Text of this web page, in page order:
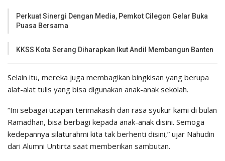
Perkuat Sinergi Dengan Media, Pemkot Cilegon Gelar Buka
Puasa Bersama
KKSS Kota Serang Diharapkan Ikut Andil Membangun Banten
Selain itu, mereka juga membagikan bingkisan yang berupa
alat-alat tulis yang bisa digunakan anak-anak sekolah.
“Ini sebagai ucapan terimakasih dan rasa syukur kami di bulan
Ramadhan, bisa berbagi kepada anak-anak disini. Semoga
kedepannya silaturahmi kita tak berhenti disini,” ujar Nahudin
dari Alumni Untirta saat memberikan sambutan.